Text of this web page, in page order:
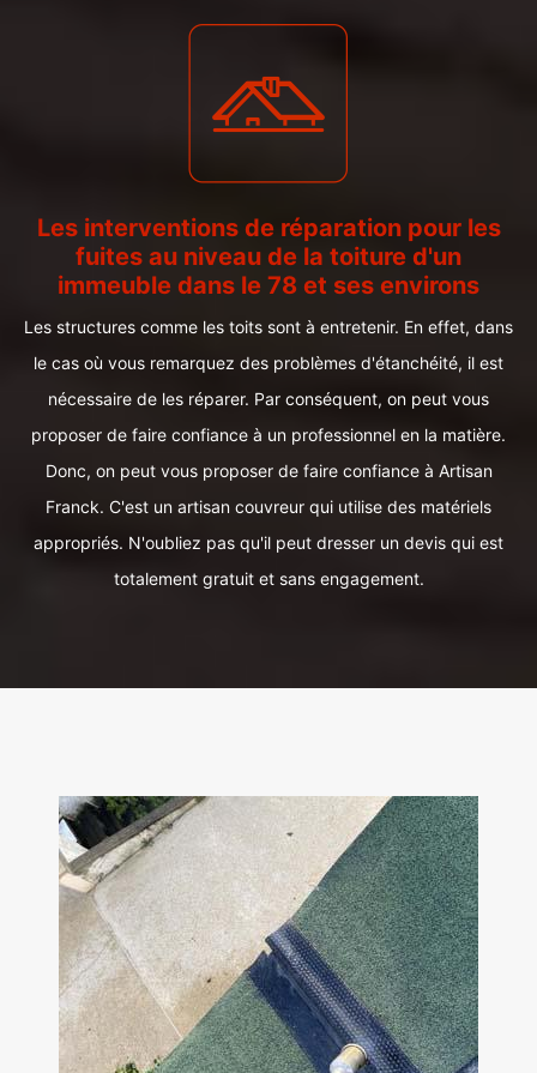
Les interventions de réparation pour les
fuites au niveau de la toiture d'un
immeuble dans le 78 et ses environs
Les structures comme les toits sont à entretenir. En effet, dans
le cas où vous remarquez des problèmes d'étanchéité, il est
nécessaire de les réparer. Par conséquent, on peut vous
proposer de faire confiance à un professionnel en la matière.
Donc, on peut vous proposer de faire confiance à Artisan
Franck. C'est un artisan couvreur qui utilise des matériels
appropriés. N'oubliez pas qu'il peut dresser un devis qui est
totalement gratuit et sans engagement.